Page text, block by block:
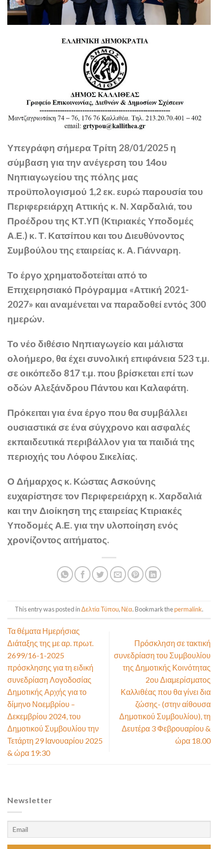
Υπεγράφη σήμερα Τρίτη 28/01/2025 η
σύμβαση για την ανέγερση του 14ου
Νηπιαγωγείου της πόλης μας
προϋπολογισμού 1,2 εκ. ευρώ παρουσία του
Περιφερειάρχη Αττικής κ. Ν. Χαρδαλιά, του
Προέδρου της ΚΤ.ΥΠ (Κτιριακές Υποδομές
Α.Ε.) κ. Τ. Κατσίπου και του Διευθύνοντος
Συμβούλου της εταιρείας κ. Α. Γιάνναρη.
Το έργο χρηματοδοτείται από το
Επιχειρησιακό Πρόγραμμα «Αττική 2021-
2027» και αναμένεται να παραδοθεί εντός 300
ημερών.
Το νέο διθέσιο Νηπιαγωγείο και μάλιστα
ολοήμερο, θα έχει συνολική επιφάνεια 523 τ.μ.
σε οικόπεδο 817 τ.μ. που βρίσκεται επί των
οδών Αλεξάνδρου Πάντου και Καλαφάτη.
Πρόκειται για ένα έργο που θα συμβάλλει
ουσιαστικά σε ένα σύγχρονο και ασφαλές
εκπαιδευτικά περιβάλλον για τα παιδιά της
περιοχής του Λόφου Σικελίας.
Ο Δήμαρχος κ. Κώστας Ασκούνης
ευχαρίστησε τον Περιφερειάρχη κ. Χαρδαλιά
και την Διοίκηση της εταιρείας Κτιριακές
Υποδομές Α.Ε. για την υλοποίηση ενός
χρονίζοντος αιτήματος.
This entry was posted inΔελτία Τύπου, Νέα. Bookmark thepermalink.
Τα θέματα Ημερήσιας
Διάταξης της με αρ. πρωτ.
2699/16-1-2025
πρόσκλησης για τη ειδική
συνεδρίαση Λογοδοσίας
Δημοτικής Αρχής για το
δίμηνο Νοεμβρίου –
Δεκεμβρίου 2024, του
Δημοτικού Συμβουλίου την
Τετάρτη 29 Ιανουαρίου 2025
& ώρα 19:30
Πρόσκληση σε τακτική
συνεδρίαση του Συμβουλίου
της Δημοτικής Κοινότητας
2ου Διαμερίσματος
Καλλιθέας που θα γίνει δια
ζώσης- (στην αίθουσα
Δημοτικού Συμβουλίου), τη
Δευτέρα 3 Φεβρουαρίου &
ώρα 18.00
Newsletter